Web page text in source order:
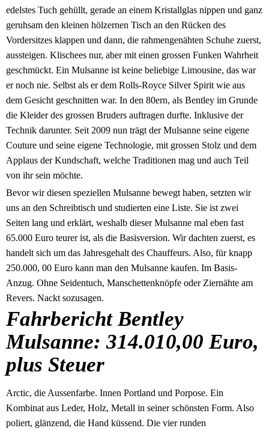
edelstes Tuch gehüllt, gerade an einem Kristallglas nippen und ganz
geruhsam den kleinen hölzernen Tisch an den Rücken des
Vordersitzes klappen und dann, die rahmengenähten Schuhe zuerst,
aussteigen. Klischees nur, aber mit einen grossen Funken Wahrheit
geschmückt. Ein Mulsanne ist keine beliebige Limousine, das war
er noch nie. Selbst als er dem Rolls-Royce Silver Spirit wie aus
dem Gesicht geschnitten war. In den 80ern, als Bentley im Grunde
die Kleider des grossen Bruders auftragen durfte. Inklusive der
Technik darunter. Seit 2009 nun trägt der Mulsanne seine eigene
Couture und seine eigene Technologie, mit grossen Stolz und dem
Applaus der Kundschaft, welche Traditionen mag und auch Teil
von ihr sein möchte.
Bevor wir diesen speziellen Mulsanne bewegt haben, setzten wir
uns an den Schreibtisch und studierten eine Liste. Sie ist zwei
Seiten lang und erklärt, weshalb dieser Mulsanne mal eben fast
65.000 Euro teurer ist, als die Basisversion. Wir dachten zuerst, es
handelt sich um das Jahresgehalt des Chauffeurs. Also, für knapp
250.000, 00 Euro kann man den Mulsanne kaufen. Im Basis-
Anzug. Ohne Seidentuch, Manschettenknöpfe oder Ziernähte am
Revers. Nackt sozusagen.
Fahrbericht Bentley
Mulsanne: 314.010,00 Euro,
plus Steuer
Arctic, die Aussenfarbe. Innen Portland und Porpose. Ein
Kombinat aus Leder, Holz, Metall in seiner schönsten Form. Also
poliert, glänzend, die Hand küssend. Die vier runden